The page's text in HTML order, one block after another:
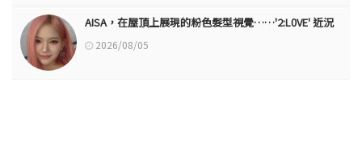
AISA，在屋頂上展現的粉色髮型視覺……'2:L0VE' 近況
2026/08/05